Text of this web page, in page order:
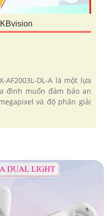
AF2003L-DL-A là một lựa
đình muốn đảm bảo an
và độ phân giải